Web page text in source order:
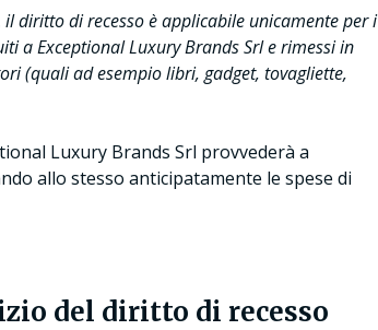
il diritto di recesso è applicabile unicamente per i
a Exceptional Luxury Brands Srl e rimessi in
(quali ad esempio libri, gadget, tovagliette,
Luxury Brands Srl provvederà a
allo stesso anticipatamente le spese di
del diritto di recesso